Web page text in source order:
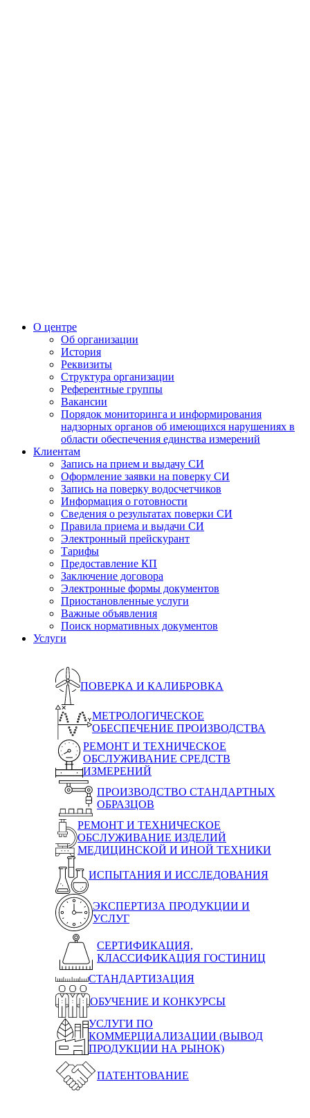
О центре
Об организации
История
Реквизиты
Структура организации
Референтные группы
Вакансии
Порядок мониторинга и информирования
надзорных органов об имеющихся нарушениях в
области обеспечения единства измерений
Клиентам
Запись на прием и выдачу СИ
Оформление заявки на поверку СИ
Запись на поверку водосчетчиков
Информация о готовности
Сведения о результатах поверки СИ
Правила приема и выдачи СИ
Электронный прейскурант
Тарифы
Предоставление КП
Заключение договора
Электронные формы документов
Приостановленные услуги
Важные объявления
Поиск нормативных документов
Услуги
ПОВЕРКА И КАЛИБРОВКА
МЕТРОЛОГИЧЕСКОЕ
ОБЕСПЕЧЕНИЕ ПРОИЗВОДСТВА
РЕМОНТ И ТЕХНИЧЕСКОЕ
ОБСЛУЖИВАНИЕ СРЕДСТВ
ИЗМЕРЕНИЙ
ПРОИЗВОДСТВО СТАНДАРТНЫХ
ОБРАЗЦОВ
РЕМОНТ И ТЕХНИЧЕСКОЕ
ОБСЛУЖИВАНИЕ ИЗДЕЛИЙ
МЕДИЦИНСКОЙ И ИНОЙ ТЕХНИКИ
ИСПЫТАНИЯ И ИССЛЕДОВАНИЯ
ЭКСПЕРТИЗА ПРОДУКЦИИ И
УСЛУГ
СЕРТИФИКАЦИЯ,
КЛАССИФИКАЦИЯ ГОСТИНИЦ
СТАНДАРТИЗАЦИЯ
ОБУЧЕНИЕ И КОНКУРСЫ
УСЛУГИ ПО
КОММЕРЦИАЛИЗАЦИИ (ВЫВОД
ПРОДУКЦИИ НА РЫНОК)
ПАТЕНТОВАНИЕ